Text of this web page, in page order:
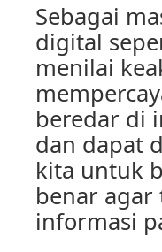
Sebagai
digital
menilai
beredar di
dan dapat
kita untuk
benar
informasi